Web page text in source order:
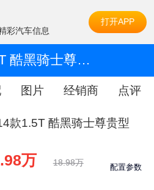
彩汽车信息
打开APP
2014款 1.5T 酷黑骑士尊贵型
图片 经销商 点评
款1.5T 酷黑骑士尊贵型
万 18.98万 配置参数